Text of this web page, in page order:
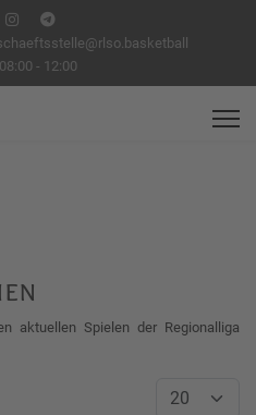
- 12:00
aktuellen Spielen der Regionalliga
Anzeige #